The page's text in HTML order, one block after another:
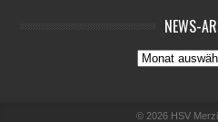
NEWS-
News-
Archiv
© 2026 HSV